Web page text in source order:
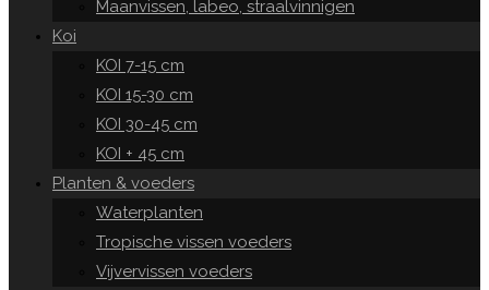
Maanvissen, labeo, straalvinnigen
Koi
KOI 7-15 cm
KOI 15-30 cm
KOI 30-45 cm
KOI + 45 cm
Planten & voeders
Waterplanten
Tropische vissen voeders
Vijvervissen voeders